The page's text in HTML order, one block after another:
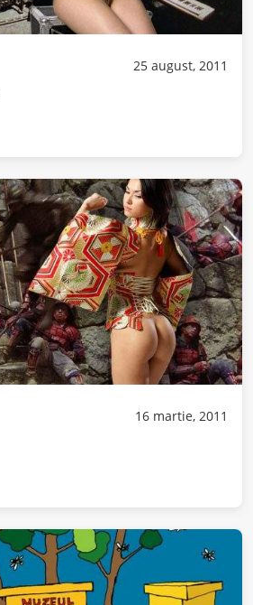
25 august, 2011
16 martie, 2011